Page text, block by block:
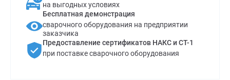
на выгодных условиях
Бесплатная демонстрация
сварочного оборудования на предприятии
заказчика
Предоставление сертификатов НАКС и СТ-1
при поставке сварочного оборудования